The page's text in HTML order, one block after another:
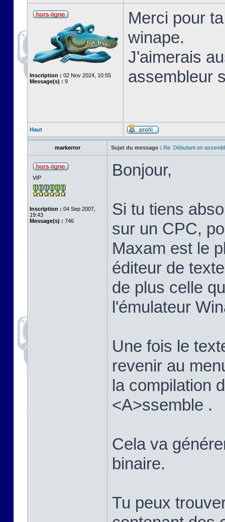
Inscription : 02 Nov 2024, 10:55
Message(s) : 9
Merci pour
winape.
J'aimerais
assembleur
Haut
markerror Sujet du message : Re: Débutant en
VIP
Inscription : 04 Sep 2007,
19:43
Message(s) : 746
Bonjour,
Si tu tiens
sur un CPC,
Maxam est le
éditeur de
de plus celle
l'émulateur
Une fois le
revenir au
la compilation
<A>ssemble .
Cela va
binaire.
Tu peux